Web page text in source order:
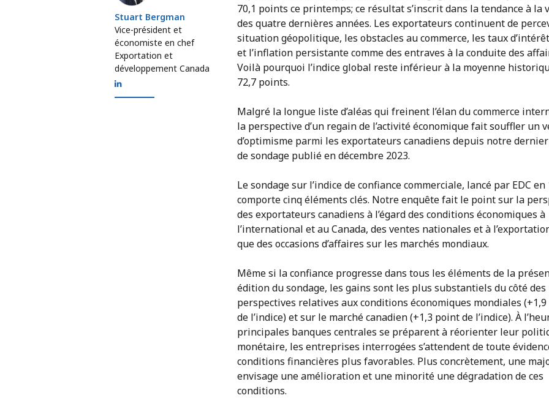
Stuart Bergman
Vice-président et
économiste en chef
Exportation et
développement Canada
70,1 points ce printemps; ce résultat s’inscrit dans la tendance à la
des quatre dernières années. Les exportateurs continuent de
situation géopolitique, les obstacles au commerce, les taux
et l’inflation persistante comme des entraves à la conduite des
Voilà pourquoi l’indice global reste inférieur à la moyenne
72,7 points.
Malgré la longue liste d’aléas qui freinent l’élan du commerce
la perspective d’un regain de l’activité économique fait souffler un
d’optimisme parmi les exportateurs canadiens depuis notre
de sondage publié en décembre 2023.
Le sondage sur l’indice de confiance commerciale, lancé par EDC en
comporte cinq éléments clés. Notre enquête fait le point sur la
des exportateurs canadiens à l’égard des conditions économiques à
l’international et au Canada, des ventes nationales et à
que des occasions d’affaires sur les marchés mondiaux.
Même si la confiance progresse dans tous les éléments de la
édition du sondage, les gains sont les plus substantiels du côté des
perspectives relatives aux conditions économiques mondiales
de l’indice) et sur le marché canadien (+1,3 point de l’indice). À
principales banques centrales se préparent à réorienter leur
monétaire, les entreprises interrogées s’attendent de toute
conditions financières plus favorables. Plus concrètement, une
envisage une amélioration et une minorité une dégradation de ces
conditions.